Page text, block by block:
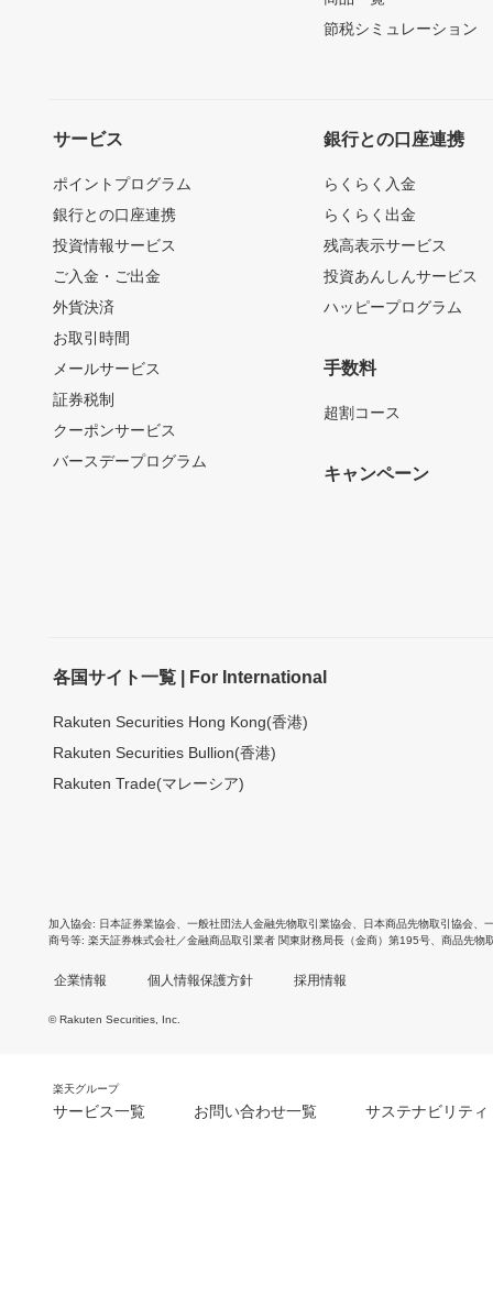
節税シミュレーション
サービス
ポイントプログラム
銀行との口座連携
投資情報サービス
ご入金・ご出金
外貨決済
お取引時間
メールサービス
証券税制
クーポンサービス
バースデープログラム
銀行との口座連携
らくらく入金
らくらく出金
残高表示サービス
投資あんしんサービス
ハッピープログラム
手数料
超割コース
キャンペーン
各国サイト一覧 | For International
Rakuten Securities Hong Kong(香港)
Rakuten Securities Bullion(香港)
Rakuten Trade(マレーシア)
加入協会 日本証券業協会、 一般社団法人金融先物取引業協会、 日本商品先物取引協会、
商号等 楽天証券株式会社／金融商品取引業者 関東財務局長（金商）第195号、商品先物
企業情報 個人情報保護方針 採用情報
© Rakuten Securities, Inc.
楽天グループ
サービス一覧 お問い合わせ一覧 サステナビリティ